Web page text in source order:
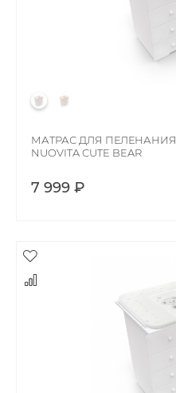
МАТРАС ДЛЯ ПЕЛЕНАНИЯ
NUOVITA CUTE BEAR
7 999 ₽